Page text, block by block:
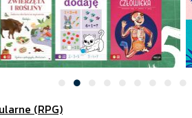
(RPG)